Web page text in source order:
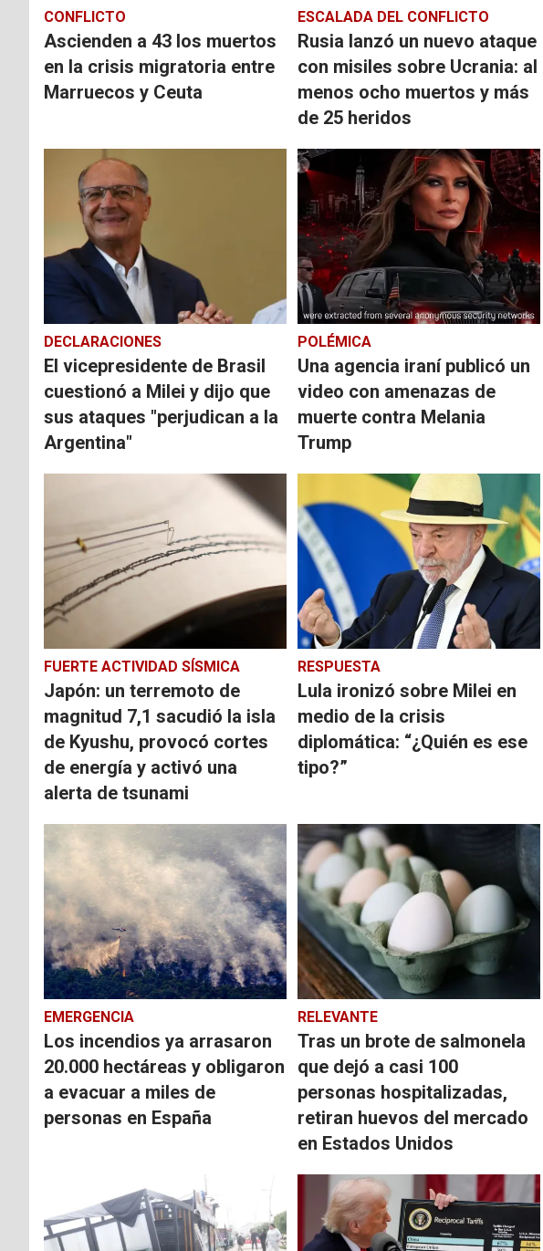
CONFLICTO
Ascienden a 43 los muertos
en la crisis migratoria entre
Marruecos y Ceuta
ESCALADA DEL CONFLICTO
Rusia lanzó un nuevo ataque
con misiles sobre Ucrania: al
menos ocho muertos y más
de 25 heridos
DECLARACIONES
El vicepresidente de Brasil
cuestionó a Milei y dijo que
sus ataques "perjudican a la
Argentina"
POLÉMICA
Una agencia iraní publicó un
video con amenazas de
muerte contra Melania
Trump
FUERTE ACTIVIDAD SÍSMICA
Japón: un terremoto de
magnitud 7,1 sacudió la isla
de Kyushu, provocó cortes
de energía y activó una
alerta de tsunami
RESPUESTA
Lula ironizó sobre Milei en
medio de la crisis
diplomática: “¿Quién es ese
tipo?”
EMERGENCIA
Los incendios ya arrasaron
20.000 hectáreas y obligaron
a evacuar a miles de
personas en España
RELEVANTE
Tras un brote de salmonela
que dejó a casi 100
personas hospitalizadas,
retiran huevos del mercado
en Estados Unidos